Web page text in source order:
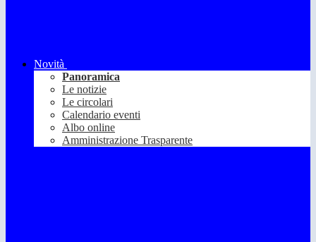
Novità
Panoramica
Le notizie
Le circolari
Calendario eventi
Albo online
Amministrazione Trasparente